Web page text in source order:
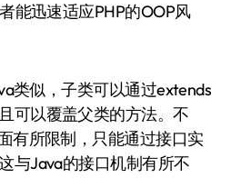
能迅速适应PHP的OOP风
类似，子类可以通过extends
可以覆盖父类的方法。不
有所限制，只能通过接口实
与Java的接口机制有所不